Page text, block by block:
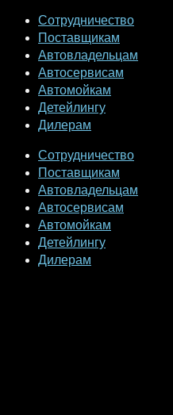
Сотрудничество
Поставщикам
Автовладельцам
Автосервисам
Автомойкам
Детейлингу
Дилерам
Сотрудничество
Поставщикам
Автовладельцам
Автосервисам
Автомойкам
Детейлингу
Дилерам